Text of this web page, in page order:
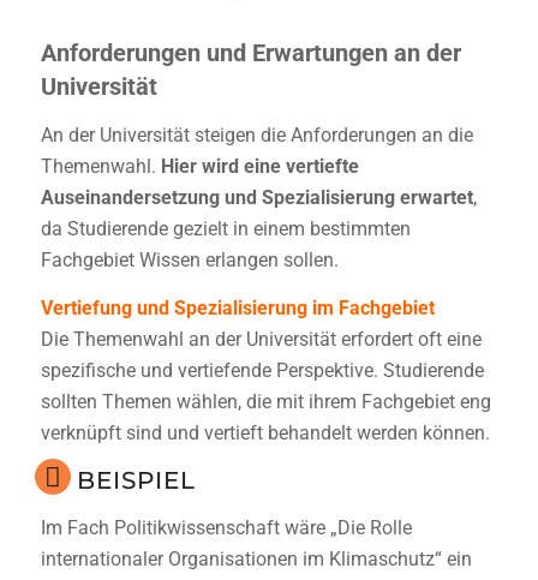
Anforderungen und Erwartungen an der
Universität
An der Universität steigen die Anforderungen an die
Themenwahl. Hier wird eine vertiefte
Auseinandersetzung und Spezialisierung erwartet,
da Studierende gezielt in einem bestimmten
Fachgebiet Wissen erlangen sollen.
Vertiefung und Spezialisierung im Fachgebiet
Die Themenwahl an der Universität erfordert oft eine
spezifische und vertiefende Perspektive. Studierende
sollten Themen wählen, die mit ihrem Fachgebiet eng
verknüpft sind und vertieft behandelt werden können.
BEISPIEL
Im Fach Politikwissenschaft wäre „Die Rolle
internationaler Organisationen im Klimaschutz“ ein